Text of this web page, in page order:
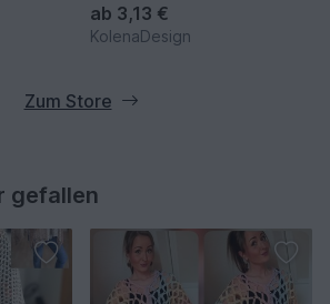
ab 3,13 €
KolenaDesign
Zum Store
gefallen